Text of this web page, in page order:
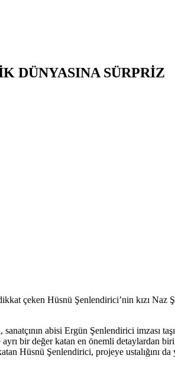
DÜNYASINA SÜRPRİZ
çeken Hüsnü Şenlendirici’nin kızı
abisi Ergün Şenlendirici imzası
bir değer katan en önemli detaylardan biri
Hüsnü Şenlendirici, projeye ustalığını da